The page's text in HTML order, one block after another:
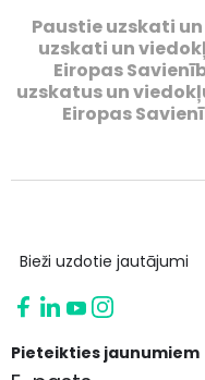
Paustie uzskati
uzskati un
Eiropas
uzskatus un
Eiropas
Bieži uzdotie jautājumi
Pieteikties jaunumiem